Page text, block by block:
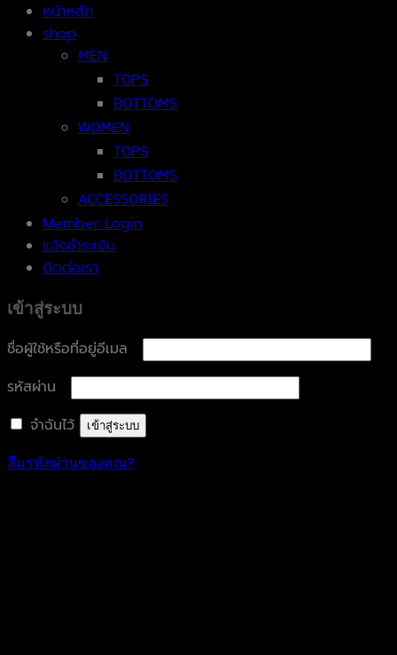
หน้าหลัก
shop
MEN
TOPS
BOTTOMS
WOMEN
TOPS
BOTTOMS
ACCESSORIES
Member Login
แจ้งชำระเงิน
ติดต่อเรา
เข้าสู่ระบบ
ชื่อผู้ใช้หรือที่อยู่อีเมล
รหัสผ่าน
จำฉันไว้
เข้าสู่ระบบ
ลืมรหัสผ่านของคุณ?